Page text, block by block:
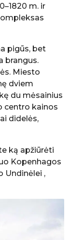
m. ir
pigūs, bet
brangus.
Miesto
dviem
du mėsainius
centro kainos
didelės,
ką apžiūrėti
Kopenhagos
Undinėlei ,